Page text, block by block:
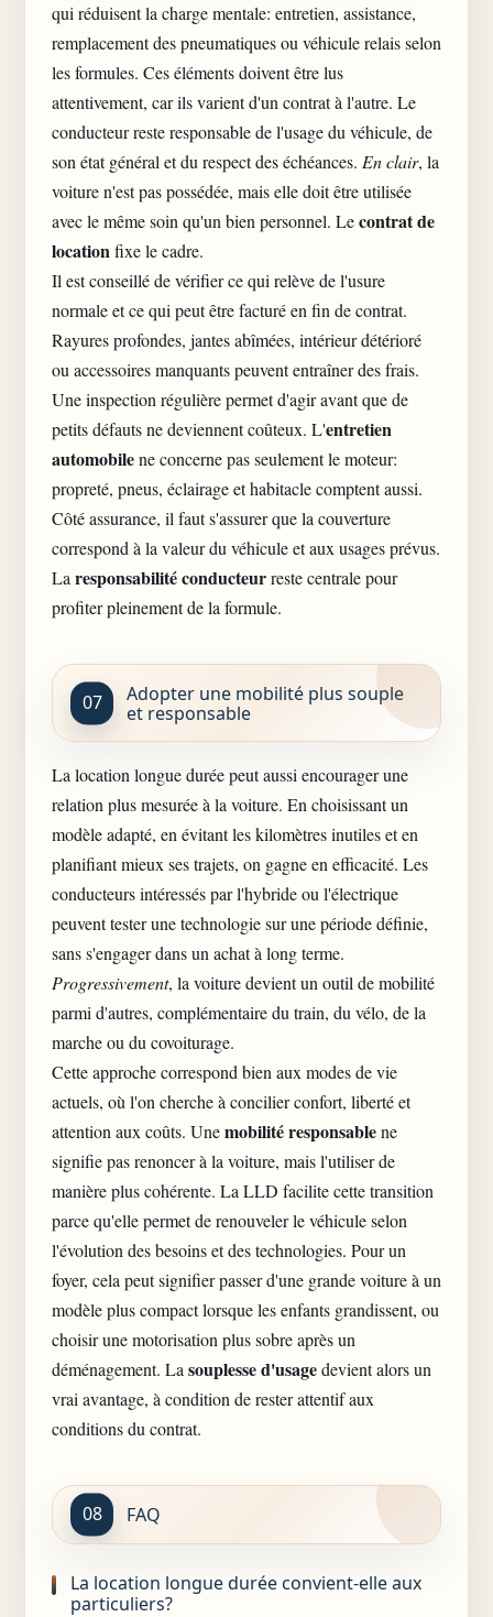
qui réduisent la charge mentale: entretien, assistance,
remplacement des pneumatiques ou véhicule relais selon
les formules. Ces éléments doivent être lus
attentivement, car ils varient d'un contrat à l'autre. Le
conducteur reste responsable de l'usage du véhicule, de
son état général et du respect des échéances. En clair, la
voiture n'est pas possédée, mais elle doit être utilisée
avec le même soin qu'un bien personnel. Lecontrat de
locationfixe le cadre.
Il est conseillé de vérifier ce qui relève de l'usure
normale et ce qui peut être facturé en fin de contrat.
Rayures profondes, jantes abîmées, intérieur détérioré
ou accessoires manquants peuvent entraîner des frais.
Une inspection régulière permet d'agir avant que de
petits défauts ne deviennent coûteux. L'entretien
automobilene concerne pas seulement le moteur:
propreté, pneus, éclairage et habitacle comptent aussi.
Côté assurance, il faut s'assurer que la couverture
correspond à la valeur du véhicule et aux usages prévus.
La responsabilité conducteurreste centrale pour
profiter pleinement de la formule.
Adopter une mobilité plus souple
et responsable
La location longue durée peut aussi encourager une
relation plus mesurée à la voiture. En choisissant un
modèle adapté, en évitant les kilomètres inutiles et en
planifiant mieux ses trajets, on gagne en efficacité. Les
conducteurs intéressés par l'hybride ou l'électrique
peuvent tester une technologie sur une période définie,
sans s'engager dans un achat à long terme.
Progressivement, la voiture devient un outil de mobilité
parmi d'autres, complémentaire du train, du vélo, de la
marche ou du covoiturage.
Cette approche correspond bien aux modes de vie
actuels, où l'on cherche à concilier confort, liberté et
attention aux coûts. Unemobilité responsablene
signifie pas renoncer à la voiture, mais l'utiliser de
manière plus cohérente. La LLD facilite cette transition
parce qu'elle permet de renouveler le véhicule selon
l'évolution des besoins et des technologies. Pour un
foyer, cela peut signifier passer d'une grande voiture à un
modèle plus compact lorsque les enfants grandissent, ou
choisir une motorisation plus sobre après un
déménagement. Lasouplesse d'usagedevient alors un
vrai avantage, à condition de rester attentif aux
conditions du contrat.
FAQ
La location longue durée convient-elle aux
particuliers?